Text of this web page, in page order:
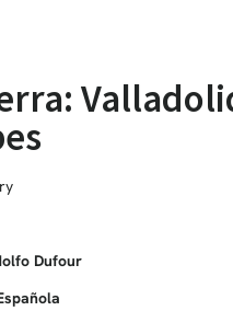
Dufour